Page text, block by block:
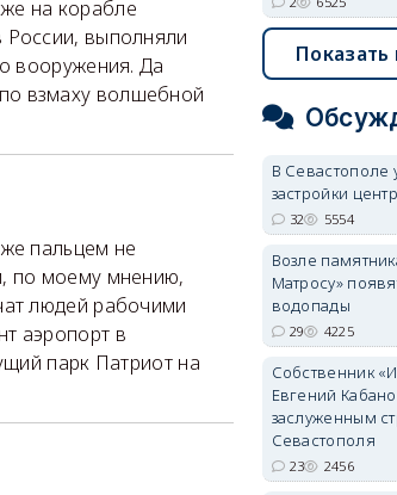
на корабле
России, выполняли
вооружения. Да
взмаху волшебной
пальцем не
по моему мнению,
людей рабочими
аэропорт в
парк Патриот на
Показать
В Севастополе
застройки
32 5554
Возле
Матросу»
водопады
29 4225
Собственник
Евгений
заслуженным
Севастополя
23 2456